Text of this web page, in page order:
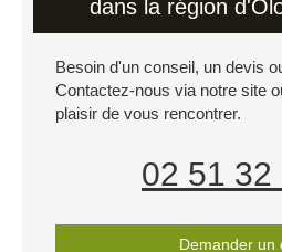
dans la région
Besoin d'un conseil, un devis
Contactez-nous via notre site
plaisir de vous rencontrer.
02 51 32
Demander un